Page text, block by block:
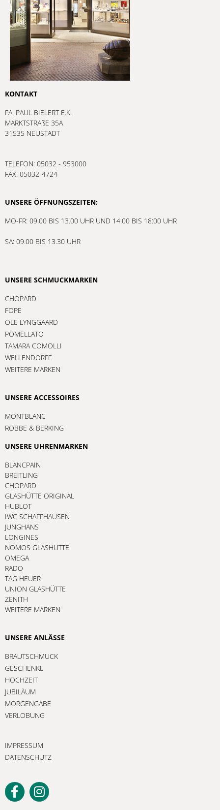
KONTAKT
FA. PAUL BIELERT E.K.
MARKTSTRAßE 35A
31535 NEUSTADT
TELEFON: 05032 - 953000
FAX: 05032-4724
UNSERE ÖFFNUNGSZEITEN:
MO-FR: 09.00 BIS 13.00 UHR UND 14.00 BIS 18:00 UHR
SA: 09.00 BIS 13.30 UHR
UNSERE SCHMUCKMARKEN
CHOPARD
FOPE
OLE LYNGGAARD
POMELLATO
TAMARA COMOLLI
WELLENDORFF
WEITERE MARKEN
UNSERE ACCESSOIRES
MONTBLANC
ROBBE & BERKING
UNSERE UHRENMARKEN
BLANCPAIN
BREITLING
CHOPARD
GLASHÜTTE ORIGINAL
HUBLOT
IWC SCHAFFHAUSEN
JUNGHANS
LONGINES
NOMOS GLASHÜTTE
OMEGA
RADO
TAG HEUER
UNION GLASHÜTTE
ZENITH
WEITERE MARKEN
UNSERE ANLÄSSE
BRAUTSCHMUCK
GESCHENKE
HOCHZEIT
JUBILÄUM
MORGENGABE
VERLOBUNG
IMPRESSUM
DATENSCHUTZ